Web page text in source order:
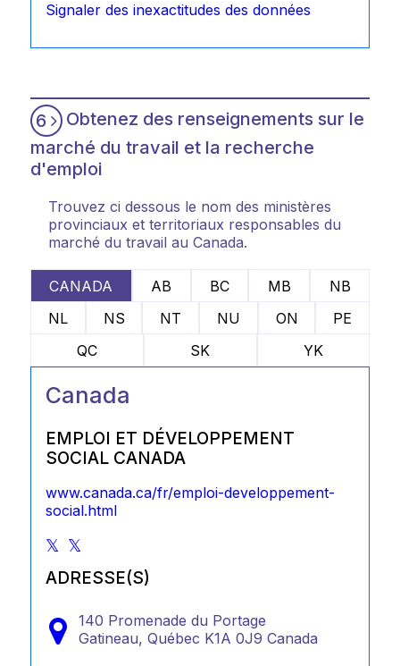
Signaler des inexactitudes des données
6
Obtenez des renseignements sur le
marché du travail et la recherche
d'emploi
Trouvez ci dessous le nom des ministères
provinciaux et territoriaux responsables du
marché du travail au Canada.
CANADA AB BC MB
NB
NL
NS NT NU ON
PE
QC
SK YK
Canada
EMPLOI ET DÉVELOPPEMENT
SOCIAL CANADA
www.canada.ca/fr/emploi-developpement-
social.html
ADRESSE(S)
140 Promenade du Portage
Gatineau, Québec K1A 0J9 Canada